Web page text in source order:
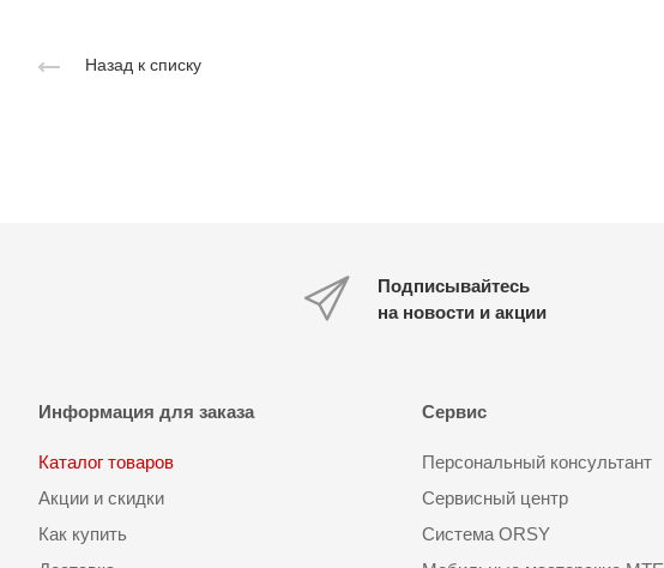
Назад к списку
Подписывайтесь
на новости и акции
Информация для заказа
Каталог товаров
Акции и скидки
Как купить
Сервис
Персональный консультант
Сервисный центр
Система ORSY